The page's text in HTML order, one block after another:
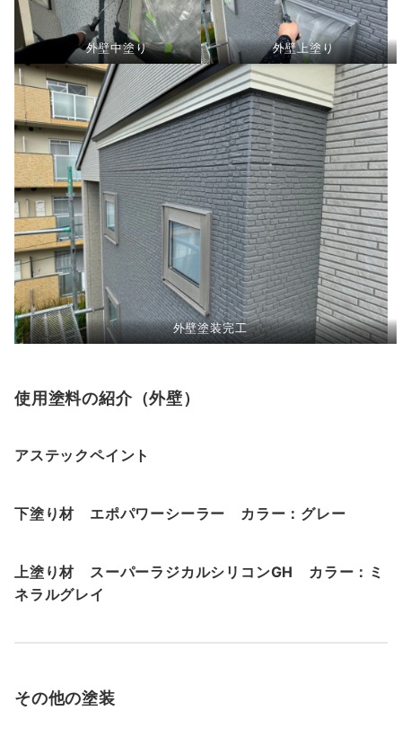
外壁中塗り 外壁上塗り
外壁塗装完工
使用塗料の紹介（外壁）
アステックペイント
下塗り材 エポパワーシーラー カラー：グレー
上塗り材 スーパーラジカルシリコンGH
カラー：ミ
ネラルグレイ
その他の塗装